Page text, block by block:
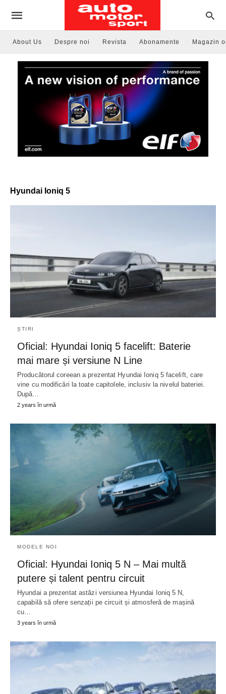
About Us Despre noi Revista Abonamente Magazin
Hyundai Ioniq 5
ȘTIRI
Oficial: Hyundai Ioniq 5 facelift: Baterie
mai mare și versiune N Line
Producătorul coreean a prezentat Hyundai Ioniq 5 facelift, care
vine cu modificări la toate capitolele, inclusiv la nivelul bateriei.
După…
2 years în urmă
MODELE NOI
Oficial: Hyundai Ioniq 5 N – Mai multă
putere și talent pentru circuit
Hyundai a prezentat astăzi versiunea Hyundai Ioniq 5 N,
capabilă să ofere senzații pe circuit și atmosferă de mașină
cu…
3 years în urmă